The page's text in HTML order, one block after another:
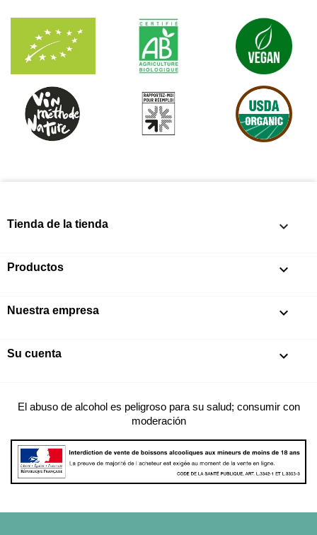
Tienda de la tienda keyboard_arrow_down
Productos 
Nuestra empresa 
Su cuenta 
El abuso de alcohol es peligroso para su salud; consumir con
moderación